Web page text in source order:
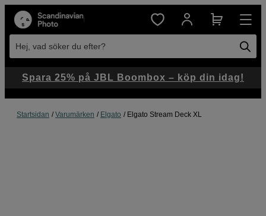
Hej, vad söker du efter?
Startsidan Varumärken Elgato Elgato Stream Deck XL
Spara 25% på JBL Boombox – köp din idag!